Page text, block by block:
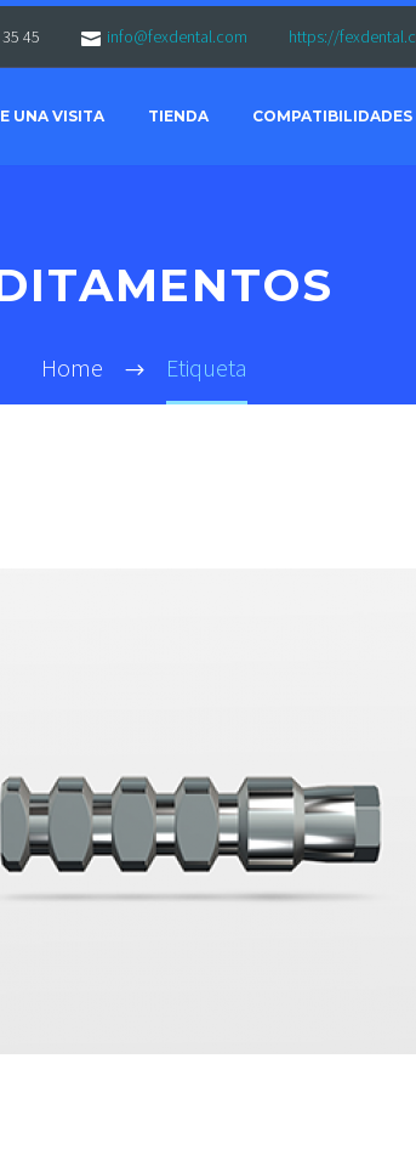
45 info@fexdental.com https://
UNA VISITA TIENDA
Home Etiqueta